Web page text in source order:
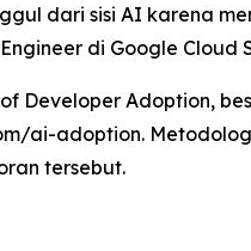
dari sisi AI karena
di Google
Developer Adoption,
ai-adoption.
tersebut.